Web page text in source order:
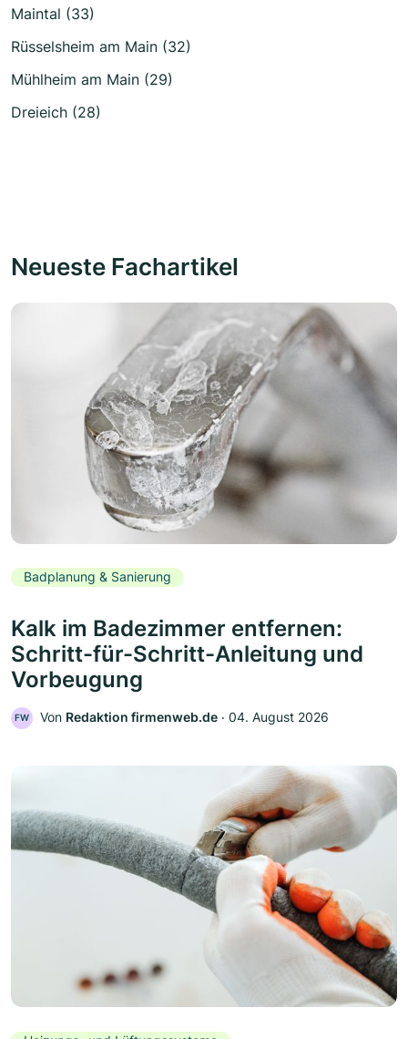
Maintal (33)
Rüsselsheim am Main (32)
Mühlheim am Main (29)
Dreieich (28)
Neueste Fachartikel
Badplanung & Sanierung
Kalk im Badezimmer entfernen:
Schritt-für-Schritt-Anleitung und
Vorbeugung
FW Von Redaktion firmenweb.de ‧ 04. August 2026